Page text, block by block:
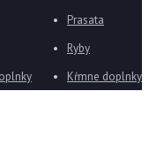
Prasata
Ryby
Kŕmne doplnky